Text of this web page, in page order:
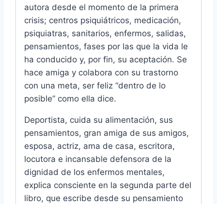
autora desde el momento de la primera
crisis; centros psiquiátricos, medicación,
psiquiatras, sanitarios, enfermos, salidas,
pensamientos, fases por las que la vida le
ha conducido y, por fin, su aceptación. Se
hace amiga y colabora con su trastorno
con una meta, ser feliz “dentro de lo
posible” como ella dice.
Deportista, cuida su alimentación, sus
pensamientos, gran amiga de sus amigos,
esposa, actriz, ama de casa, escritora,
locutora e incansable defensora de la
dignidad de los enfermos mentales,
explica consciente en la segunda parte del
libro, que escribe desde su pensamiento